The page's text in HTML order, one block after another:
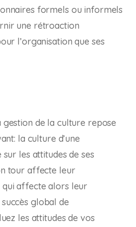
formels ou informels
une rétroaction
l’organisation que ses
gestion de la culture repose
la culture d’une
les attitudes de ses
tour affecte leur
affecte alors leur
global de
les attitudes de vos